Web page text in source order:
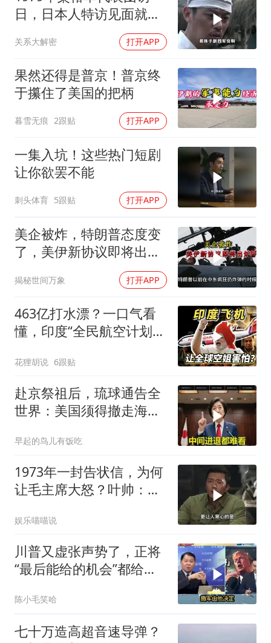
夯实基础开新局
日，日本人特访见面就喊
关系大解密 打开APP
果然还得是普京！普京终
于攥住了美国的把柄
暮雪无痕 2跟贴 打开APP
一集入坑！这些热门短剧
让你欲罢不能
刺头体育 5跟贴 打开APP
美企被炸，特朗普态度变
了，美伊新协议即将出
炉？又被中方说中了
揭秘世间万象 打开APP
463亿打水漂？一口气看
懂，印度“全民航空计划”
花狸胡说 6跟贴
赴京祭祖后，琉球通告全
世界：美国须得撤走海马
早起的鸟儿有饭吃
1973年一封告状信，为何
让毛主席大怒？叶帅：杀
娱乐喵喵说
川普又虚张声势了，正将
“最后能给的机会”都给伊
陈小毛笑哈
七十万造高超音速导弹？